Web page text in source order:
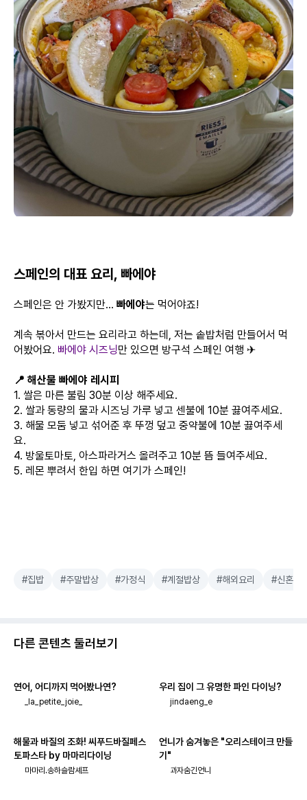
스페인의 대표 요리, 빠에야
스페인은 안 가봤지만... 빠에야는 먹어야죠!
계속 볶아서 만드는 요리라고 하는데, 저는 솥밥처럼 만들어서 먹
어봤어요. 빠에야 시즈닝만 있으면 방구석 스페인 여행 ✈
📍 해산물 빠에야 레시피
1. 쌀은 마른 불림 30분 이상 해주세요.
2. 쌀과 동량의 물과 시즈닝 가루 넣고 센불에 10분 끓여주세요.
3. 해물 모둠 넣고 섞어준 후 뚜껑 덮고 중약불에 10분 끓여주세
요.
4. 방울토마토, 아스파라거스 올려주고 10분 뜸 들여주세요.
5. 레몬 뿌려서 한입 하면 여기가 스페인!
#집밥 #주말밥상 #가정식 #계절밥상 #해외요리 #신혼밥
다른 콘텐츠 둘러보기
연어, 어디까지 먹어봤나연?
_la_petite_joie_
우리 집이 그 유명한 파인 다이닝?
jindaeng_e
해물과 바질의 조화! 씨푸드바질페스
토파스타 by 마마리다이닝
마마리.송하슬람셰프
언니가 숨겨놓은 "오리스테이크 만들
기"
과자숨긴언니